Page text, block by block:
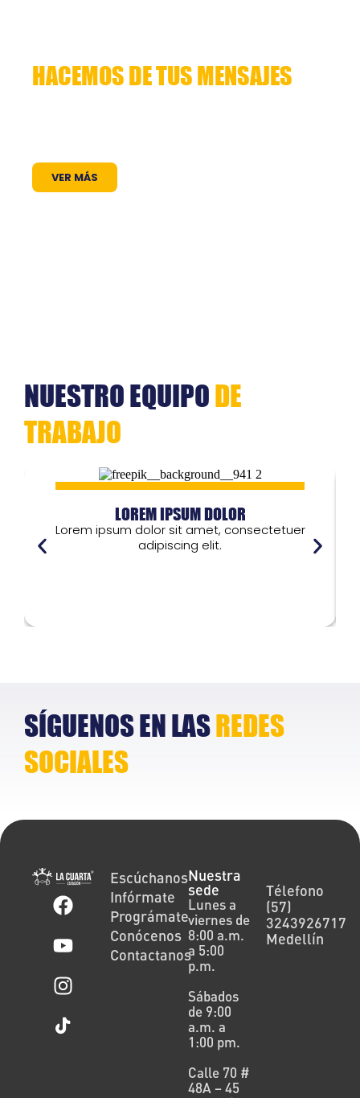
HACEMOS DE TUS MENSAJES
VER MÁS
NUESTRO EQUIPODE
TRABAJO
LOREM IPSUM DOLOR
Lorem ipsum dolor sit amet, consectetuer
adipiscing elit.
SÍGUENOS EN LASREDES
SOCIALES
Escúchanos
Infórmate
Prográmate
Conócenos
Contactanos
Nuestra
sede
Lunes a
viernes de
8:00 a.m.
a 5:00
p.m.
Sábados
de 9:00
a.m. a
1:00 pm.
Calle 70 #
48A – 45
Télefono
(57)
3243926717
Medellín